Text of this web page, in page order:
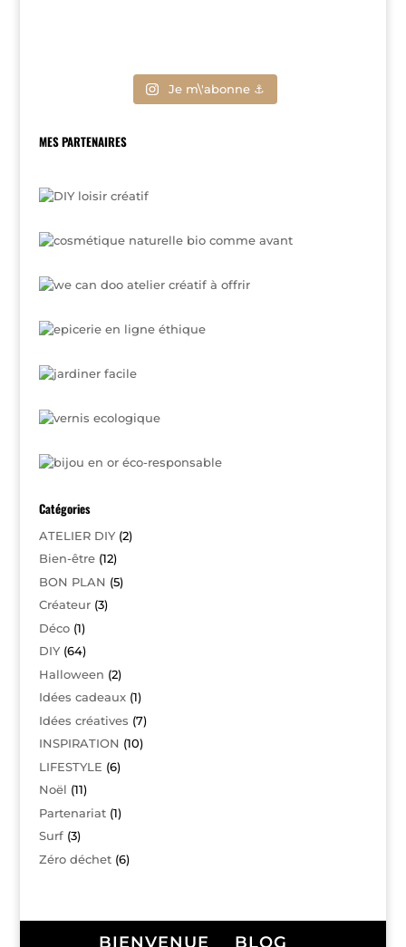
Je m\'abonne ⚓
MES PARTENAIRES
Catégories
ATELIER DIY(2)
Bien-être(12)
BON PLAN (5)
Créateur(3)
Déco(1)
DIY(64)
Halloween (2)
Idées cadeaux(1)
Idées créatives (7)
INSPIRATION (10)
LIFESTYLE (6)
Noël (11)
Partenariat(1)
Surf(3)
Zéro déchet(6)
BIENVENUE BLOG